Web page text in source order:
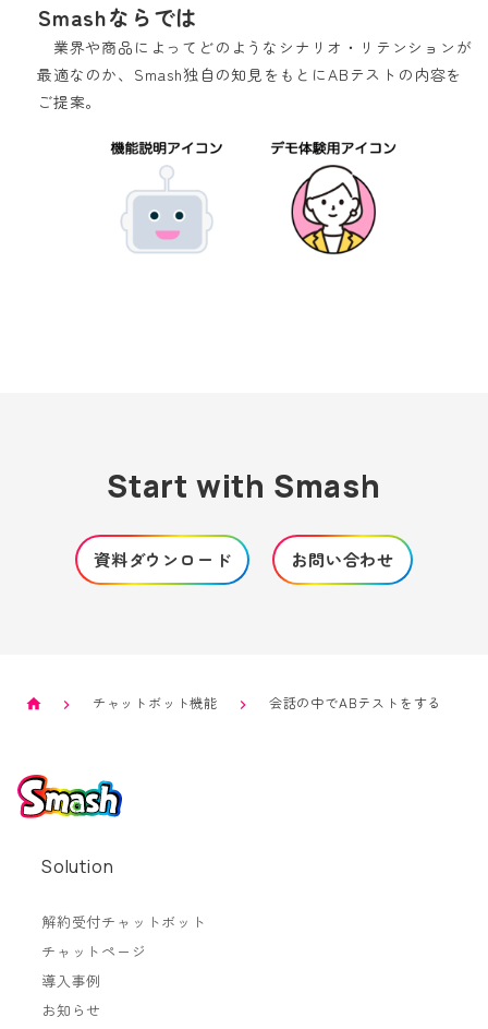
Smashならでは
業界や商品によってどのようなシナリオ・リテンションが
最適なのか、Smash独自の知見をもとにABテストの内容を
ご提案。
Start with Smash
資料ダウンロード お問い合わせ
チャットボット機能 会話の中でABテストをする
Solution
解約受付チャットボット
チャットページ
導入事例
お知らせ